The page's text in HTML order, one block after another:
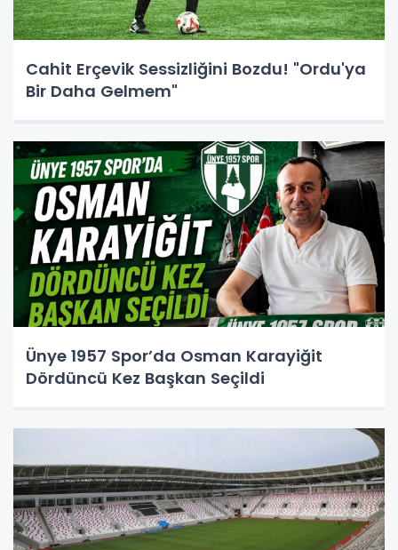
Cahit Erçevik Sessizliğini Bozdu! "Ordu'ya
Bir Daha Gelmem"
Ünye 1957 Spor’da Osman Karayiğit
Dördüncü Kez Başkan Seçildi